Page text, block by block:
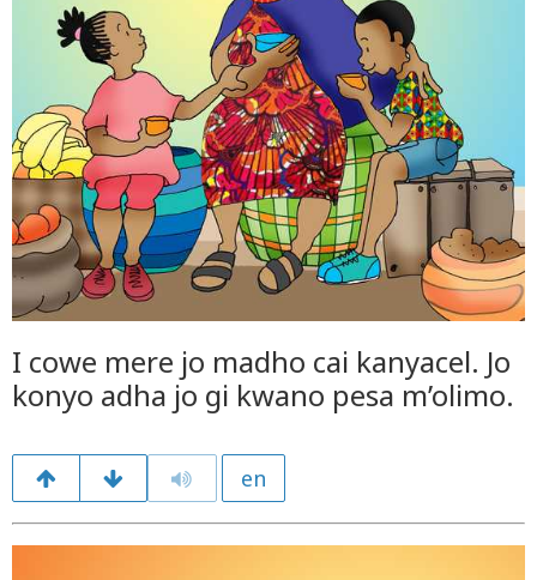
I cowe mere jo madho cai kanyacel. Jo
konyo adha jo gi kwano pesa m’olimo.
en